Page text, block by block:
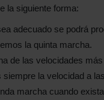
la siguiente forma:
adecuado se podrá
la quinta marcha.
de las velocidades
siempre la velocidad a
marcha cuando